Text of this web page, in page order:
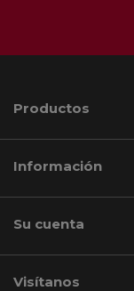
Productos
Información
Su cuenta
Visítanos